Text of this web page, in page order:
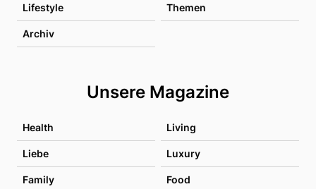
Lifestyle Themen
Archiv
Unsere Magazine
Health Living
Liebe Luxury
Family Food